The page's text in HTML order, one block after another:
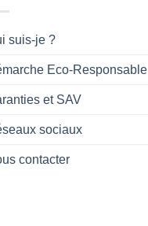
suis-je ?
Eco-Responsable
et SAV
sociaux
contacter